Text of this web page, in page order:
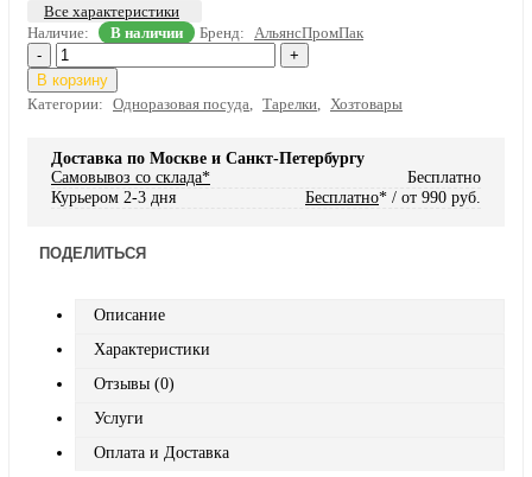
Все характеристики
Наличие:
В наличии Бренд:
АльянсПромПак
-
+
В корзину
Категории: Одноразовая посуда Тарелки Хозтовары
Доставка по Москве и Санкт-Петербургу
Самовывоз со склада*
Бесплатно
Курьером 2-3 дня
Бесплатно* / от 990 руб.
ПОДЕЛИТЬСЯ
Описание
Характеристики
Отзывы (0)
Услуги
Оплата и Доставка